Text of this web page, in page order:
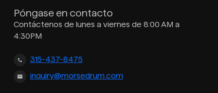
Póngase en contacto
Contáctenos de lunes a viernes de 8:00 AM a
4:30PM
315-437-8475
inquiry@morsedrum.com